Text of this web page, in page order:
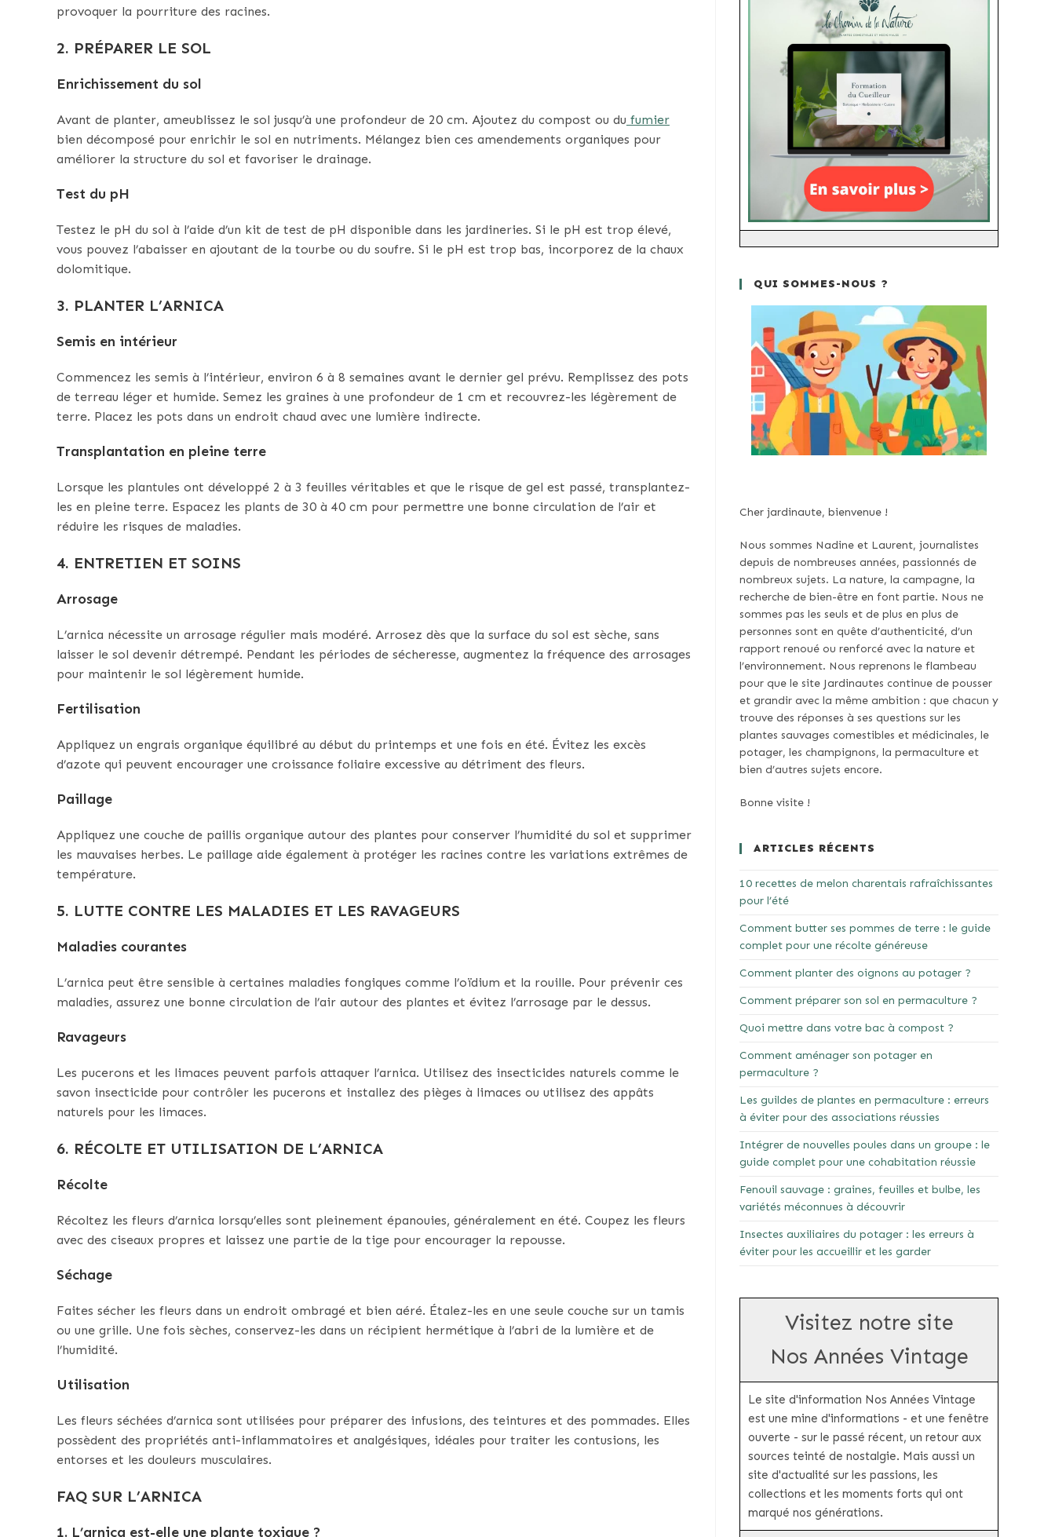
provoquer la pourriture des racines.
2. PRÉPARER LE SOL
Enrichissement du sol
Avant de planter, ameublissez le sol jusqu’à une profondeur de 20 cm. Ajoutez du compost ou du fumier
bien décomposé pour enrichir le sol en nutriments. Mélangez bien ces amendements organiques pour
améliorer la structure du sol et favoriser le drainage.
Test du pH
Testez le pH du sol à l’aide d’un kit de test de pH disponible dans les jardineries. Si le pH est trop élevé,
vous pouvez l’abaisser en ajoutant de la tourbe ou du soufre. Si le pH est trop bas, incorporez de la chaux
dolomitique.
3. PLANTER L’ARNICA
Semis en intérieur
Commencez les semis à l’intérieur, environ 6 à 8 semaines avant le dernier gel prévu. Remplissez des pots
de terreau léger et humide. Semez les graines à une profondeur de 1 cm et recouvrez-les légèrement de
terre. Placez les pots dans un endroit chaud avec une lumière indirecte.
Transplantation en pleine terre
Lorsque les plantules ont développé 2 à 3 feuilles véritables et que le risque de gel est passé, transplantez-
les en pleine terre. Espacez les plants de 30 à 40 cm pour permettre une bonne circulation de l’air et
réduire les risques de maladies.
4. ENTRETIEN ET SOINS
Arrosage
L’arnica nécessite un arrosage régulier mais modéré. Arrosez dès que la surface du sol est sèche, sans
laisser le sol devenir détrempé. Pendant les périodes de sécheresse, augmentez la fréquence des arrosages
pour maintenir le sol légèrement humide.
Fertilisation
Appliquez un engrais organique équilibré au début du printemps et une fois en été. Évitez les excès
d’azote qui peuvent encourager une croissance foliaire excessive au détriment des fleurs.
Paillage
Appliquez une couche de paillis organique autour des plantes pour conserver l’humidité du sol et supprimer
les mauvaises herbes. Le paillage aide également à protéger les racines contre les variations extrêmes de
température.
5. LUTTE CONTRE LES MALADIES ET LES RAVAGEURS
Maladies courantes
L’arnica peut être sensible à certaines maladies fongiques comme l’oïdium et la rouille. Pour prévenir ces
maladies, assurez une bonne circulation de l’air autour des plantes et évitez l’arrosage par le dessus.
Ravageurs
Les pucerons et les limaces peuvent parfois attaquer l’arnica. Utilisez des insecticides naturels comme le
savon insecticide pour contrôler les pucerons et installez des pièges à limaces ou utilisez des appâts
naturels pour les limaces.
6. RÉCOLTE ET UTILISATION DE L’ARNICA
Récolte
Récoltez les fleurs d’arnica lorsqu’elles sont pleinement épanouies, généralement en été. Coupez les fleurs
avec des ciseaux propres et laissez une partie de la tige pour encourager la repousse.
Séchage
Faites sécher les fleurs dans un endroit ombragé et bien aéré. Étalez-les en une seule couche sur un tamis
ou une grille. Une fois sèches, conservez-les dans un récipient hermétique à l’abri de la lumière et de
l’humidité.
Utilisation
Les fleurs séchées d’arnica sont utilisées pour préparer des infusions, des teintures et des pommades. Elles
possèdent des propriétés anti-inflammatoires et analgésiques, idéales pour traiter les contusions, les
entorses et les douleurs musculaires.
FAQ SUR L’ARNICA
1. L’arnica est-elle une plante toxique ?
QUI SOMMES-NOUS ?
Cher jardinaute, bienvenue !
Nous sommes Nadine et Laurent, journalistes
depuis de nombreuses années, passionnés de
nombreux sujets. La nature, la campagne, la
recherche de bien-être en font partie. Nous ne
sommes pas les seuls et de plus en plus de
personnes sont en quête d’authenticité, d’un
rapport renoué ou renforcé avec la nature et
l’environnement. Nous reprenons le flambeau
pour que le site Jardinautes continue de pousser
et grandir avec la même ambition : que chacun y
trouve des réponses à ses questions sur les
plantes sauvages comestibles et médicinales, le
potager, les champignons, la permaculture et
bien d’autres sujets encore.
Bonne visite !
ARTICLES RÉCENTS
10 recettes de melon charentais rafraîchissantes
pour l’été
Comment butter ses pommes de terre : le guide
complet pour une récolte généreuse
Comment planter des oignons au potager ?
Comment préparer son sol en permaculture ?
Quoi mettre dans votre bac à compost ?
Comment aménager son potager en
permaculture ?
Les guildes de plantes en permaculture : erreurs
à éviter pour des associations réussies
Intégrer de nouvelles poules dans un groupe : le
guide complet pour une cohabitation réussie
Fenouil sauvage : graines, feuilles et bulbe, les
variétés méconnues à découvrir
Insectes auxiliaires du potager : les erreurs à
éviter pour les accueillir et les garder
Visitez notre site
Nos Années Vintage
Le site d'information Nos Années Vintage
est une mine d'informations - et une fenêtre
ouverte - sur le passé récent, un retour aux
sources teinté de nostalgie. Mais aussi un
site d'actualité sur les passions, les
collections et les moments forts qui ont
marqué nos générations.